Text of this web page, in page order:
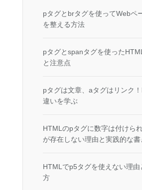
pタグとbrタグを使ってWebペ
を整える方法
pタグとspanタグを使った
と注意点
pタグは文章、aタグはリンク
違いを学ぶ
HTMLのpタグに数字は付けら
が存在しない理由と実践的な
HTMLでp5タグを使えない理由
方